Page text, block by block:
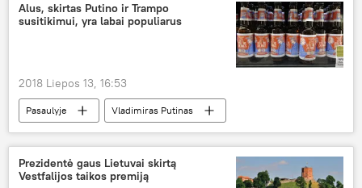
Alus, skirtas Putino ir Trampo
susitikimui, yra labai populiarus
2018 Liepos 13, 16:53
Pasaulyje
Vladimiras Putinas
Donaldas Trampas
Suomija
Prezidentė gaus Lietuvai skirtą
Vestfalijos taikos premiją